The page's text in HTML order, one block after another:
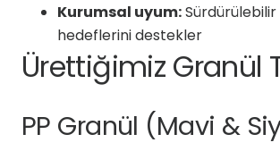
Kurumsal uyum:
hedeflerini destekler
Ürettiğimiz Granül
PP Granül (Mavi &